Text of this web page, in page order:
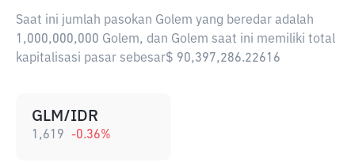
Saat ini jumlah pasokan Golem yang beredar adalah
1,000,000,000 Golem, dan Golem saat ini memiliki total
kapitalisasi pasar sebesar$ 90,397,286.22616
GLM/IDR
1,619 -0.36%